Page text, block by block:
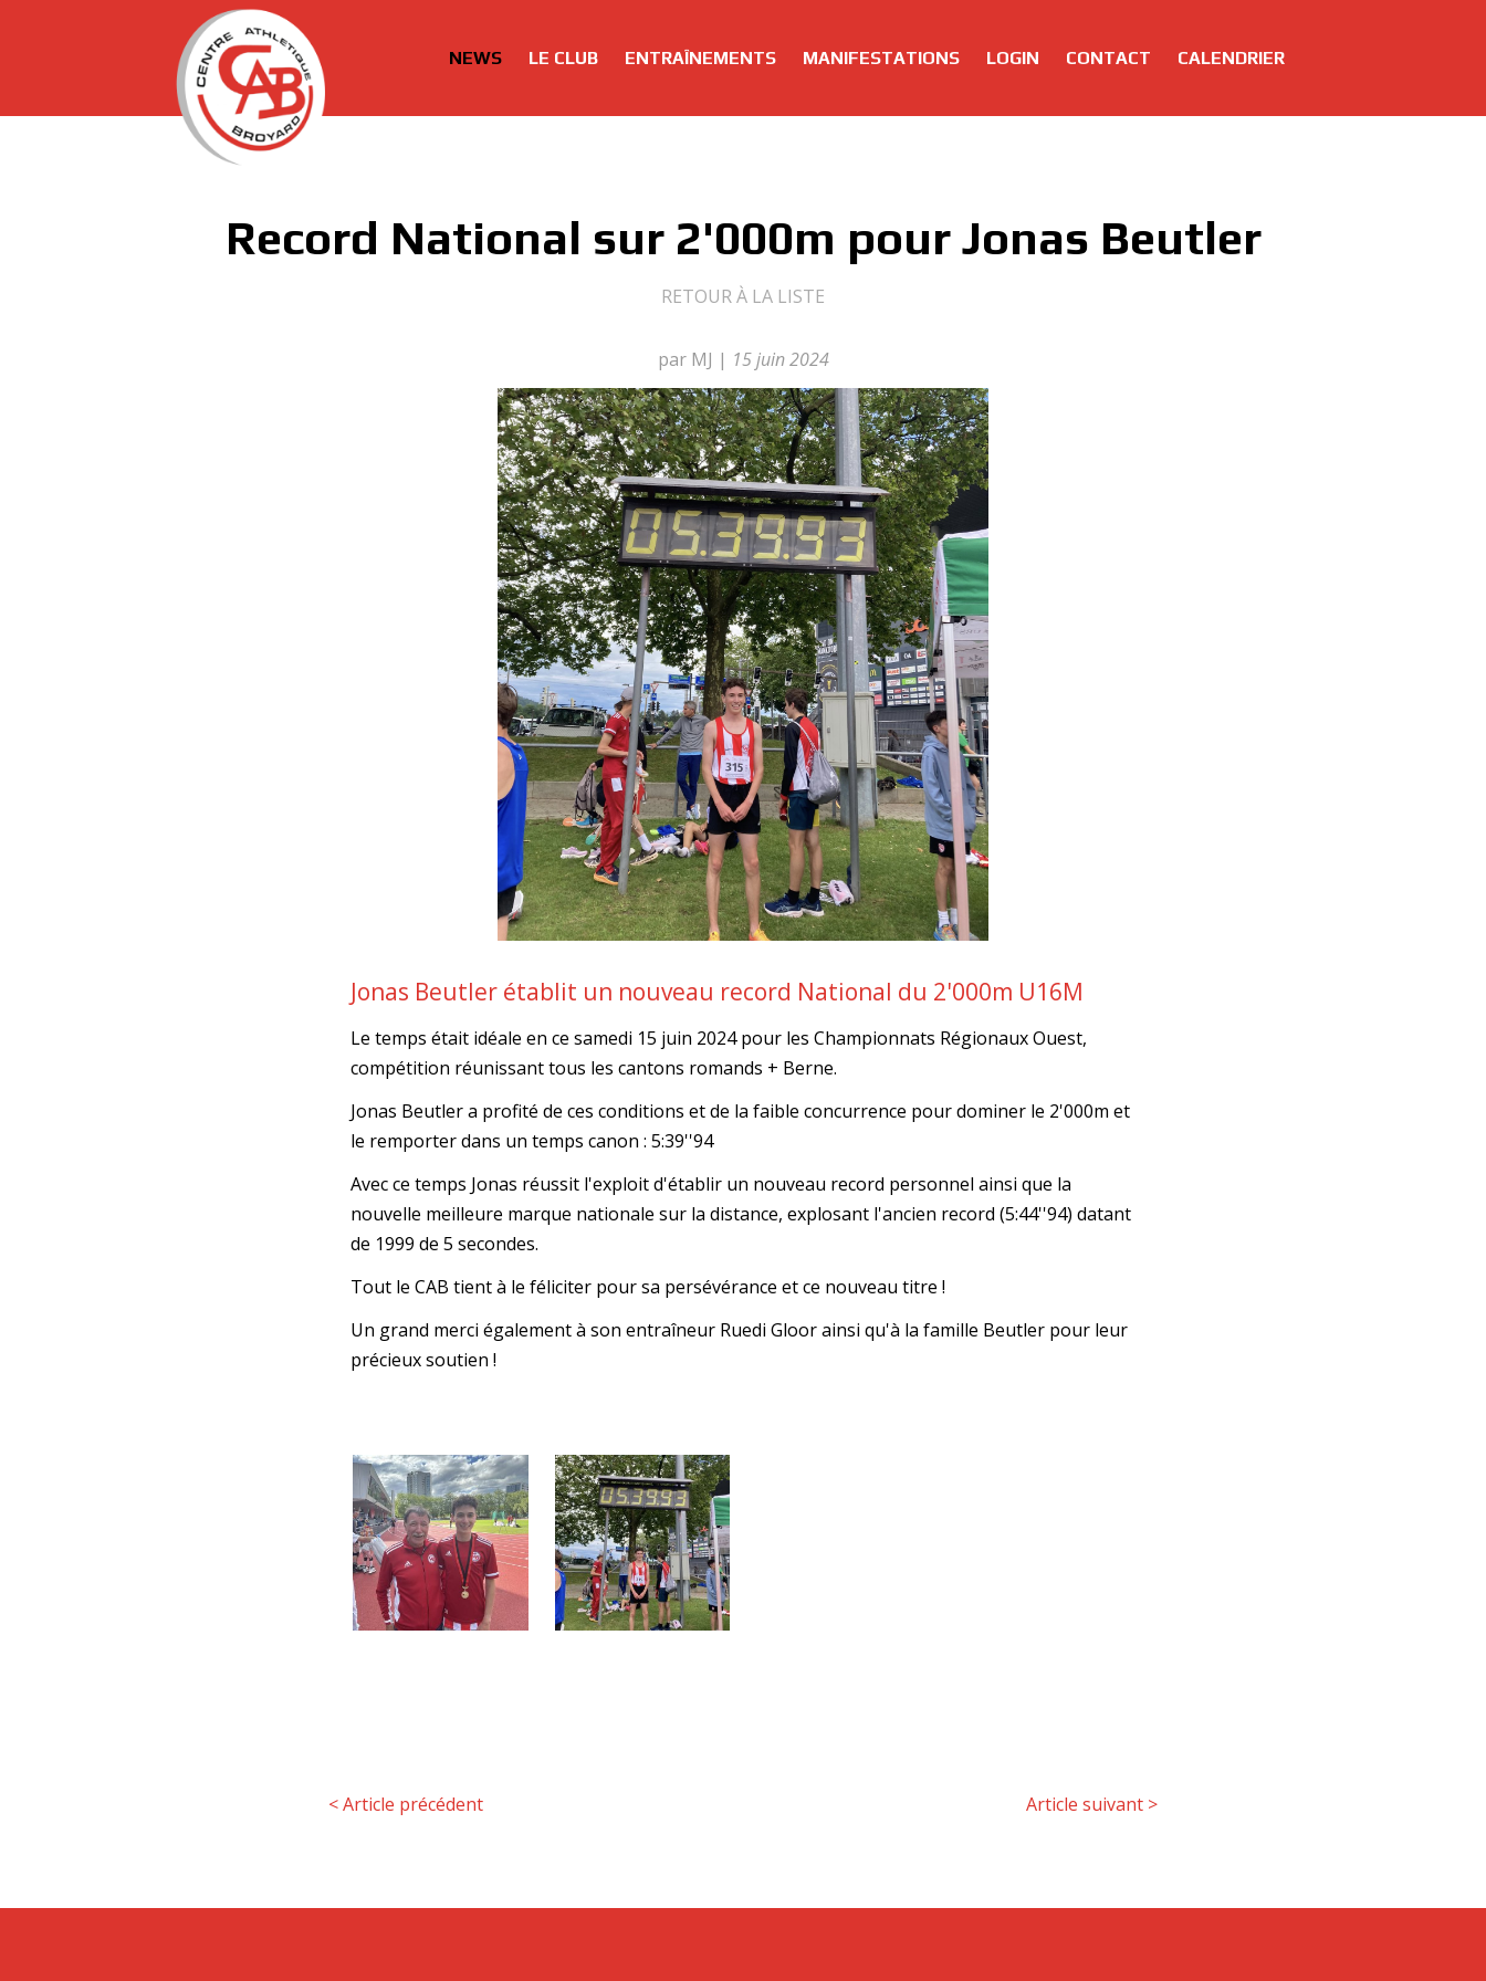
NEWS LE CLUB ENTRAÎNEMENTS MANIFESTATIONS LOGIN CONTACT CALENDRIER
Record National sur 2'000m pour Jonas Beutler
RETOUR À LA LISTE
par MJ | 15 juin 2024
Jonas Beutler établit un nouveau record National du 2'000m U16M
Le temps était idéale en ce samedi 15 juin 2024 pour les Championnats Régionaux Ouest,
compétition réunissant tous les cantons romands + Berne.
Jonas Beutler a profité de ces conditions et de la faible concurrence pour dominer le 2'000m et
le remporter dans un temps canon : 5:39''94
Avec ce temps Jonas réussit l'exploit d'établir un nouveau record personnel ainsi que la
nouvelle meilleure marque nationale sur la distance, explosant l'ancien record (5:44''94) datant
de 1999 de 5 secondes.
Tout le CAB tient à le féliciter pour sa persévérance et ce nouveau titre !
Un grand merci également à son entraîneur Ruedi Gloor ainsi qu'à la famille Beutler pour leur
précieux soutien !
<Article précédent Article suivant >